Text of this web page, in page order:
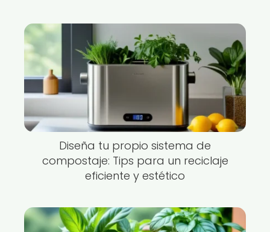
Diseña tu propio sistema de
compostaje: Tips para un reciclaje
eficiente y estético